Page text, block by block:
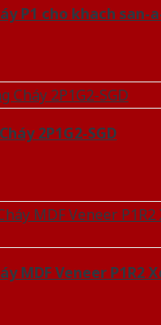
P1 cho khach san-
2P1G2-SGD
MDF Veneer P1R2